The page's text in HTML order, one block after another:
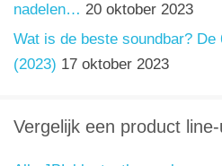
nadelen… 20 oktober 2023
Wat is de beste soundbar?
(2023) 17 oktober 2023
Vergelijk een product line-